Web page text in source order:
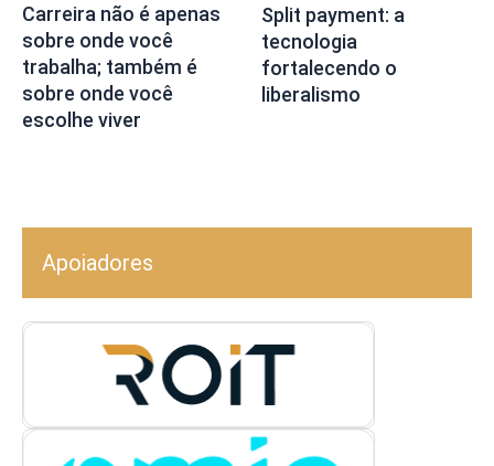
Carreira não é apenas
sobre onde você
trabalha; também é
sobre onde você
escolhe viver
Split payment: a
tecnologia
fortalecendo o
liberalismo
Apoiadores